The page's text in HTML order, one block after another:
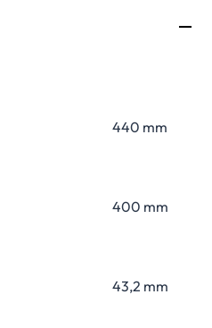
440 mm
400 mm
43,2 mm